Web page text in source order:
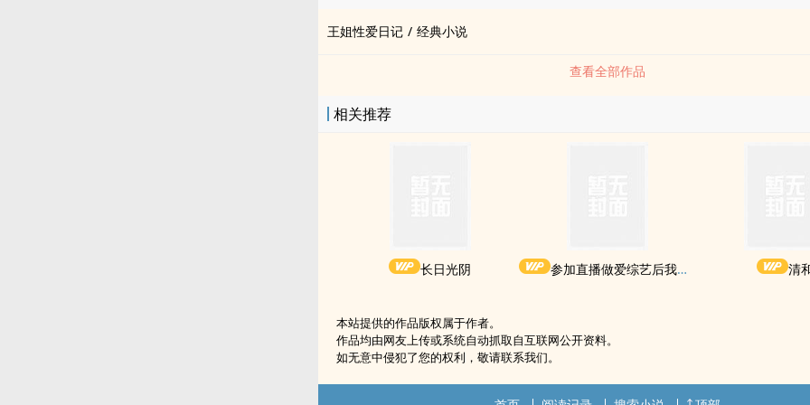
王姐性爱日记 / 经典小说
查看全部作品
相关推荐
长日光阴 参加直播做爱综艺后我火了(NPH) 清
本站提供的作品版权属于作者。
作品均由网友上传或系统自动抓取自互联网公开资料。
如无意中侵犯了您的权利，敬请联系我们。